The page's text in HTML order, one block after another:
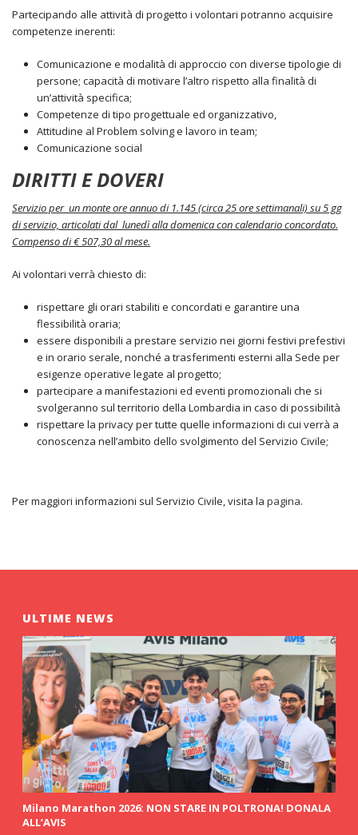
Partecipando alle attività di progetto i volontari potranno acquisire
competenze inerenti:
Comunicazione e modalità di approccio con diverse tipologie di
persone; capacità di motivare l’altro rispetto alla finalità di
un’attività specifica;
Competenze di tipo progettuale ed organizzativo,
Attitudine al Problem solving e lavoro in team;
Comunicazione social
DIRITTI E DOVERI
Servizio per un monte ore annuo di 1.145 (circa 25 ore settimanali) su 5 gg
di servizio, articolati dal lunedì alla domenica con calendario concordato.
Compenso di € 507,30 al mese.
Ai volontari verrà chiesto di:
rispettare gli orari stabiliti e concordati e garantire una
flessibilità oraria;
essere disponibili a prestare servizio nei giorni festivi prefestivi
e in orario serale, nonché a trasferimenti esterni alla Sede per
esigenze operative legate al progetto;
partecipare a manifestazioni ed eventi promozionali che si
svolgeranno sul territorio della Lombardia in caso di possibilità
rispettare la privacy per tutte quelle informazioni di cui verrà a
conoscenza nell’ambito dello svolgimento del Servizio Civile;
Per maggiori informazioni sul Servizio Civile, visita la pagina.
ULTIME NEWS
Milano Marathon 2026: NON STARE IN POLTRONA! DONALA
ALL’AVIS